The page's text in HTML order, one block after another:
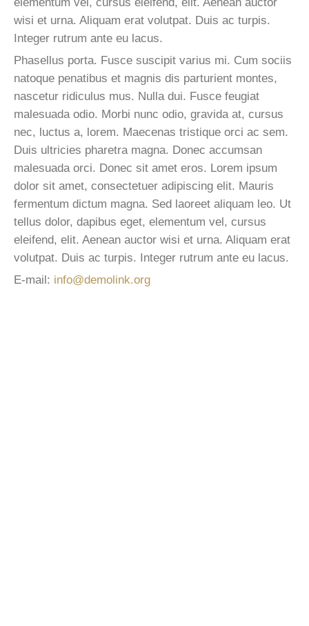
wisi et urna. Aliquam erat volutpat. Duis ac turpis.
Integer rutrum ante eu lacus.
Phasellus porta. Fusce suscipit varius mi. Cum sociis
natoque penatibus et magnis dis parturient montes,
nascetur ridiculus mus. Nulla dui. Fusce feugiat
malesuada odio. Morbi nunc odio, gravida at, cursus
nec, luctus a, lorem. Maecenas tristique orci ac sem.
Duis ultricies pharetra magna. Donec accumsan
malesuada orci. Donec sit amet eros. Lorem ipsum
dolor sit amet, consectetuer adipiscing elit. Mauris
fermentum dictum magna. Sed laoreet aliquam leo. Ut
tellus dolor, dapibus eget, elementum vel, cursus
eleifend, elit. Aenean auctor wisi et urna. Aliquam erat
volutpat. Duis ac turpis. Integer rutrum ante eu lacus.
E-mail: info@demolink.org